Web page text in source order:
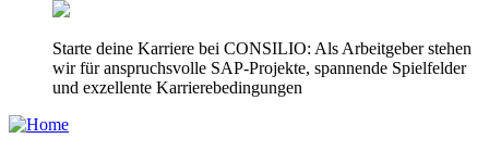
Starte deine Karriere bei CONSILIO: Als Arbeitgeber stehen
wir für anspruchsvolle SAP-Projekte, spannende Spielfelder
und exzellente Karrierebedingungen